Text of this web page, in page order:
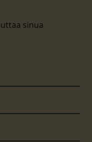
sinua